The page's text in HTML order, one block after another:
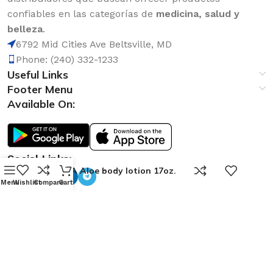
confiables en las categorías de medicina, salud y
belleza.
6792 Mid Cities Ave Beltsville, MD
Phone: (240) 332-1233
Useful Links
Footer Menu
Available On:
Social Links:
AVENA Aloe body lotion 17oz.
MenuWishlistCompare
0
Cart